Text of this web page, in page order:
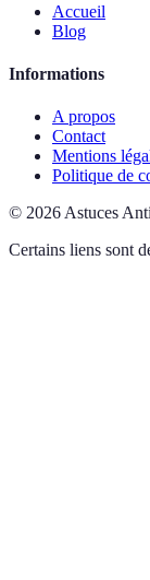
Accueil
Blog
Informations
A propos
Contact
Mentions
Politique de
© 2026 Astuces
Certains liens sont